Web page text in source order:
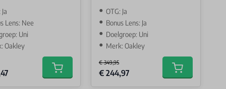
Lens: Nee
Uni
Oakley
Add to cart
OTG: Ja
Bonus Lens: Ja
Doelgroep: Uni
Merk: Oakley
€ 349,95
Special Price
€ 244,97 Add to cart